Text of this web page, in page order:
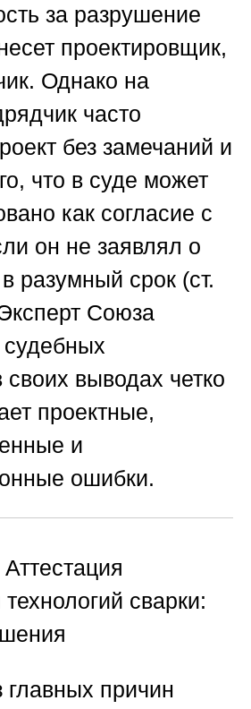
за разрушение
проектировщик,
Однако на
часто
без замечаний и
что в суде может
как согласие с
он не заявлял о
разумный срок (ст.
Союза
своих выводах четко
проектные,
и
ошибки.
сварки:
главных причин